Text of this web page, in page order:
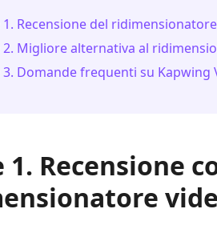
1. Recensione del
2. Migliore alternativa al
3. Domande frequenti su Kapwing
1. Recensione